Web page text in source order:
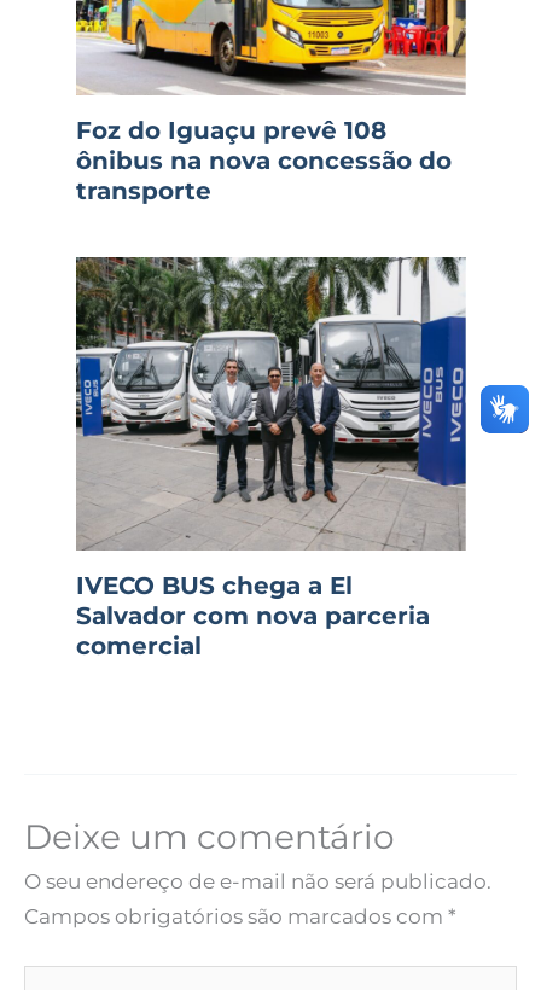
Foz do Iguaçu prevê 108
ônibus na nova concessão do
transporte
IVECO BUS chega a El
Salvador com nova parceria
comercial
Deixe um comentário
O seu endereço de e-mail não será publicado.
Campos obrigatórios são marcados com *